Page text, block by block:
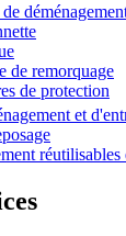
de remorquage
de protection
et
réutilisables